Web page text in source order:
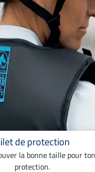
de protection
la bonne taille pour
protection.